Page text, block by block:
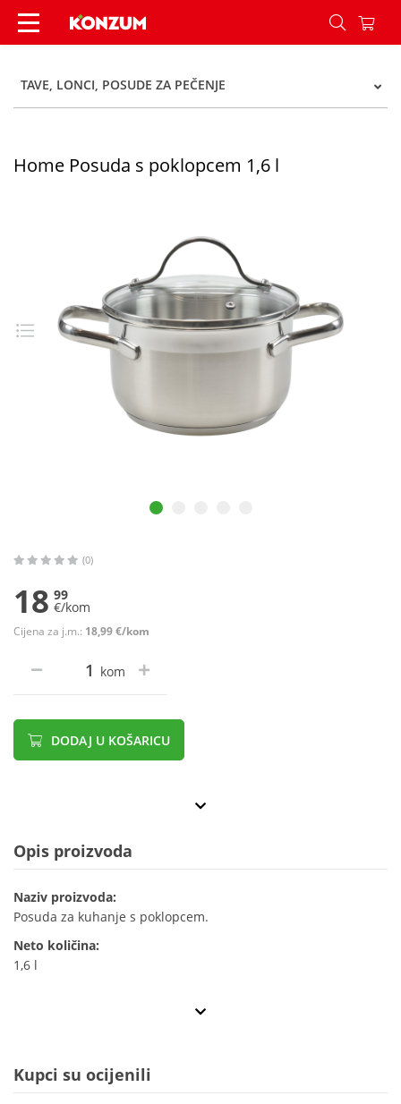
Home Posuda s poklopcem 1,6 l - Konzum
TAVE, LONCI, POSUDE ZA PEČENJE
Home Posuda s poklopcem 1,6 l
(0)
18 99
€/kom
Cijena za j.m.: 18,99 €/kom
kom
DODAJ U KOŠARICU
Opis proizvoda
Naziv proizvoda:
Posuda za kuhanje s poklopcem.
Neto količina:
1,6 l
Kupci su ocijenili